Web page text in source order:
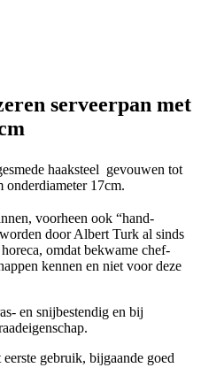
serveerpan met
haaksteel gevouwen tot
17cm.
voorheen ook “hand-
door Albert Turk al sinds
omdat bekwame chef-
kennen en niet voor deze
en snijbestendig en bij
gebruik, bijgaande goed